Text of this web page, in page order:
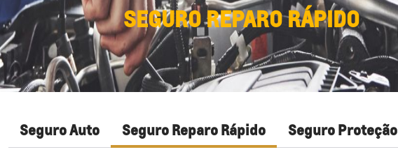
SEGURO REPARO RÁPIDO
Seguro Auto Seguro Reparo Rápido Seguro